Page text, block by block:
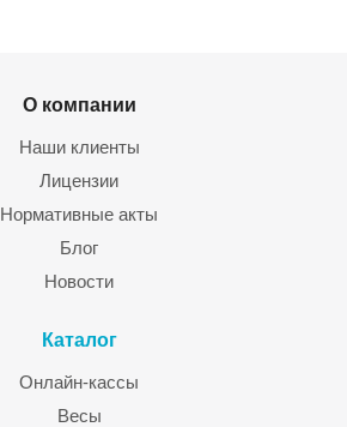
О компании
Наши клиенты
Лицензии
Нормативные акты
Блог
Новости
Каталог
Онлайн-кассы
Весы